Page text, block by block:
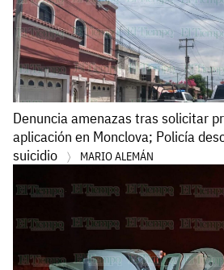
Denuncia amenazas tras solicitar
aplicación en Monclova; Policía
suicidio
MARIO ALEMÁN